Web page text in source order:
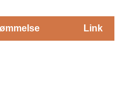
Link